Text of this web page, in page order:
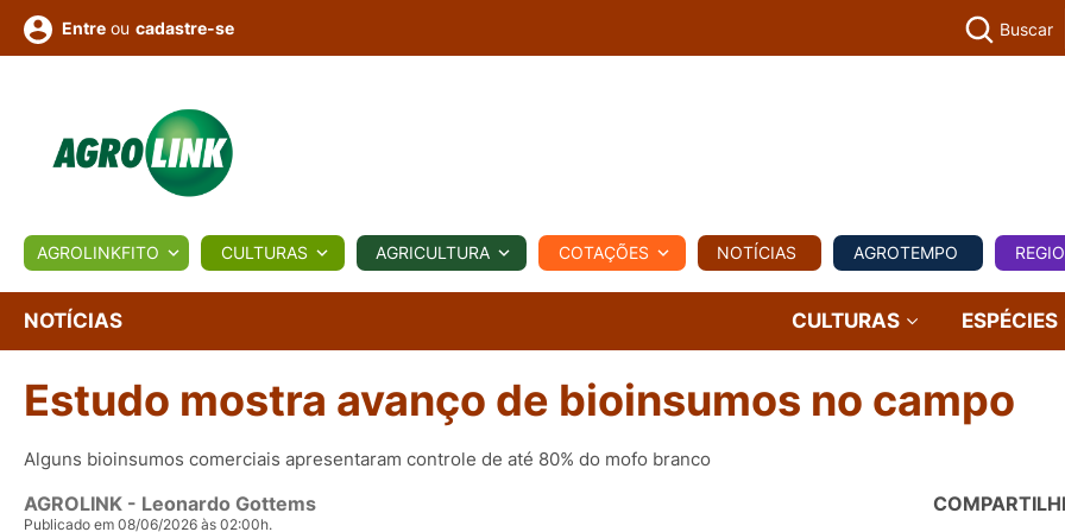
BIOLÓGICOS COTAÇÕES NOTÍCIAS AGROTEMPO REGIONAL COMERCIAL AGROVIAGENS
Conversor Colunistas Eventos
e
Vídeos
Entre ou cadastre-se Buscar
AGROLINKFITO CULTURAS AGRICULTURA COTAÇÕES NOTÍCIAS AGROTEMPO
NOTÍCIAS CULTURAS ESPÉCIES
Estudo mostra avanço de bioinsumos no campo
Alguns bioinsumos comerciais apresentaram controle de até 80% do mofo branco
AGROLINK - Leonardo Gottems
Publicado em 08/06/2026 às 02:00h.